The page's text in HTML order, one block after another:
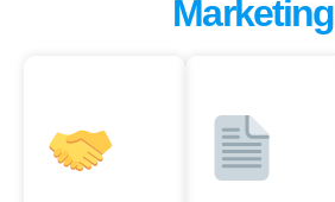
Marketing